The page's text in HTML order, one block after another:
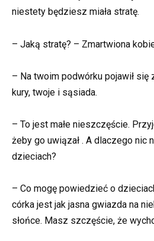
niestety będziesz miała stratę.
– Jaką stratę? – Zmartwiona
– Na twoim podwórku pojawił
kury, twoje i sąsiada.
– To jest małe nieszczęście.
żeby go uwiązał . A dlaczego nic
dzieciach?
– Co mogę powiedzieć o
córka jest jak jasna gwiazda na
słońce. Masz szczęście, że